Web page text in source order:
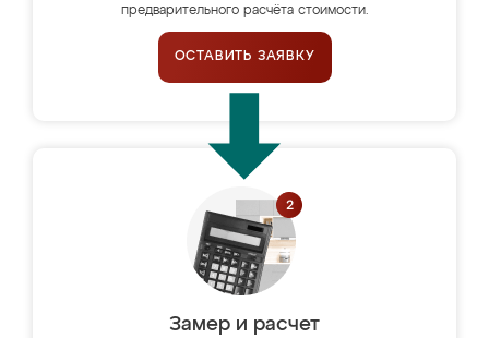
предварительного расчёта стоимости.
ОСТАВИТЬ ЗАЯВКУ
Замер и расчет